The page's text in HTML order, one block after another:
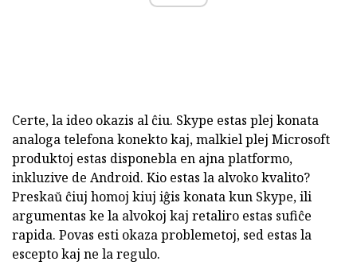
Certe, la ideo okazis al ĉiu. Skype estas plej konata
analoga telefona konekto kaj, malkiel plej Microsoft
produktoj estas disponebla en ajna platformo,
inkluzive de Android. Kio estas la alvoko kvalito?
Preskaŭ ĉiuj homoj kiuj iĝis konata kun Skype, ili
argumentas ke la alvokoj kaj retaliro estas sufiĉe
rapida. Povas esti okaza problemetoj, sed estas la
escepto kaj ne la regulo.